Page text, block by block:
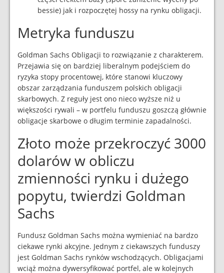
bessie) jak i rozpoczętej hossy na rynku obligacji.
Metryka funduszu
Goldman Sachs Obligacji to rozwiązanie z charakterem.
Przejawia się on bardziej liberalnym podejściem do
ryzyka stopy procentowej, które stanowi kluczowy
obszar zarządzania funduszem polskich obligacji
skarbowych. Z reguły jest ono nieco wyższe niż u
większości rywali – w portfelu funduszu goszczą głównie
obligacje skarbowe o długim terminie zapadalności.
Złoto może przekroczyć 3000
dolarów w obliczu
zmienności rynku i dużego
popytu, twierdzi Goldman
Sachs
Fundusz Goldman Sachs można wymieniać na bardzo
ciekawe rynki akcyjne. Jednym z ciekawszych funduszy
jest Goldman Sachs rynków wschodzących. Obligacjami
wciąż można dywersyfikować portfel, ale w kolejnych